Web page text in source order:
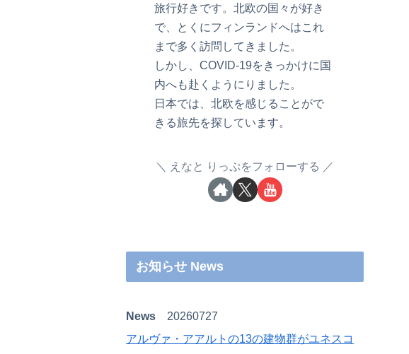
旅行好きです。北欧の国々が好き
で、とくにフィンランドへはこれ
まで多く訪問してきました。
しかし、COVID-19をきっかけに国
内へも赴くようにりました。
日本では、北欧を感じることがで
きる旅先を探しています。
えなと りっぷをフォローする
お知らせ News
News 20260727
アルヴァ・アアルトの13の建物群がユネスコ